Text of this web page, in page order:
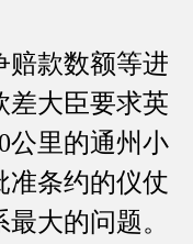
款数额等进
差大臣要求英
公里的通州小
准条约的仪仗
大的问题。